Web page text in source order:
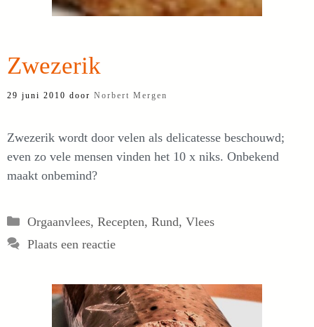
Zwezerik
29 juni 2010 door Norbert Mergen
Zwezerik wordt door velen als delicatesse beschouwd;
even zo vele mensen vinden het 10 x niks. Onbekend
maakt onbemind?
Categorieën
Orgaanvlees, Recepten, Rund, Vlees
Plaats een reactie